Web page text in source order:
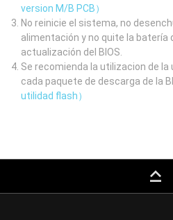
version M/B PCB）
No reinicie el sistema, no
alimentación y no quite la batería
actualización del BIOS.
Se recomienda la utilizacion de
cada paquete de descarga de la
utilidad flash）
keyboard_capslock